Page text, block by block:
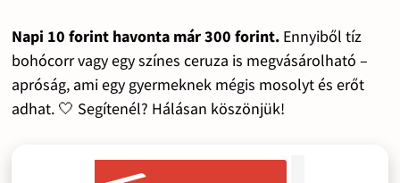
Napi 10 forint havonta már 300 forint.Ennyiből tíz
bohócorr vagy egy színes ceruza is megvásárolható –
apróság, ami egy gyermeknek mégis mosolyt és erőt
adhat. 🤍 Segítenél? Hálásan köszönjük!